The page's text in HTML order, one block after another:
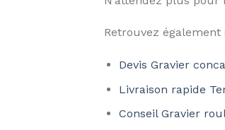
Retrouvez
Devis Gravier
Livraison rapide
Conseil Gravier